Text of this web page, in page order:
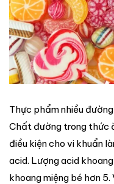
Thực phẩm nhiều
Chất đường trong thức
điều kiện cho vi khuẩn
acid. Lượng acid
khoang miệng bé hơn